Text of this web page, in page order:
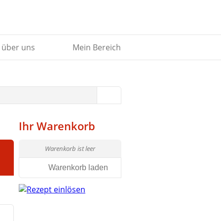
uns Mein Bereich
Ihr Warenkorb
Warenkorb ist leer
Warenkorb laden